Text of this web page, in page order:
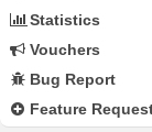
Statistics
Vouchers
Bug Report
Feature